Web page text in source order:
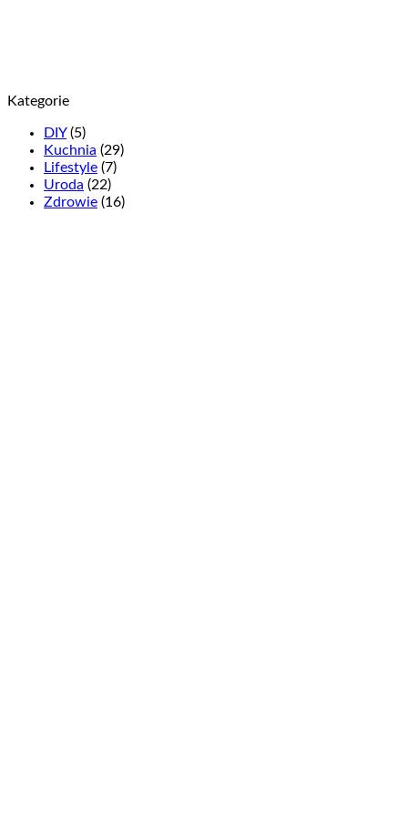
Kategorie
DIY(5)
Kuchnia (29)
Lifestyle (7)
Uroda (22)
Zdrowie (16)